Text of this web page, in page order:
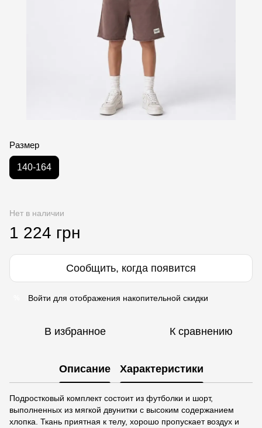
Размер
140-164
Нет в наличии
1 224 грн
Сообщить, когда появится
Войти для отображения накопительной скидки
В избранное К сравнению
Описание Характеристики
Подростковый комплект состоит из футболки и шорт,
выполненных из мягкой двунитки с высоким содержанием
хлопка. Ткань приятная к телу, хорошо пропускает воздух и